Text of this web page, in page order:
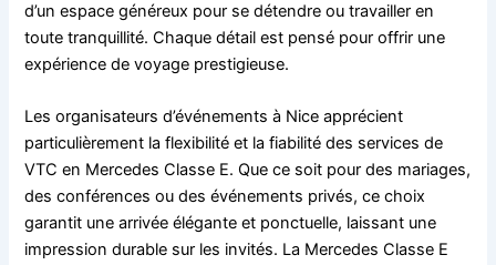
d’un espace généreux pour se détendre ou travailler en
toute tranquillité. Chaque détail est pensé pour offrir une
expérience de voyage prestigieuse.
Les organisateurs d’événements à Nice apprécient
particulièrement la flexibilité et la fiabilité des services de
VTC en Mercedes Classe E. Que ce soit pour des mariages,
des conférences ou des événements privés, ce choix
garantit une arrivée élégante et ponctuelle, laissant une
impression durable sur les invités. La Mercedes Classe E